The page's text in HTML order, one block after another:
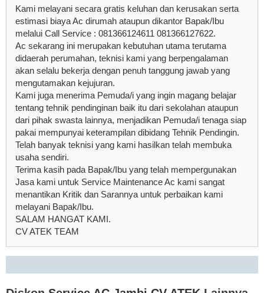
Kami melayani secara gratis keluhan dan kerusakan serta
estimasi biaya Ac dirumah ataupun dikantor Bapak/Ibu
melalui Call Service : 081366124611 081366127622.
Ac sekarang ini merupakan kebutuhan utama terutama
didaerah perumahan, teknisi kami yang berpengalaman
akan selalu bekerja dengan penuh tanggung jawab yang
mengutamakan kejujuran.
Kami juga menerima Pemuda/i yang ingin magang belajar
tentang tehnik pendinginan baik itu dari sekolahan ataupun
dari pihak swasta lainnya, menjadikan Pemuda/i tenaga siap
pakai mempunyai keterampilan dibidang Tehnik Pendingin.
Telah banyak teknisi yang kami hasilkan telah membuka
usaha sendiri.
Terima kasih pada Bapak/Ibu yang telah mempergunakan
Jasa kami untuk Service Maintenance Ac kami sangat
menantikan Kritik dan Sarannya untuk perbaikan kami
melayani Bapak/Ibu.
SALAM HANGAT KAMI.
CV ATEK TEAM